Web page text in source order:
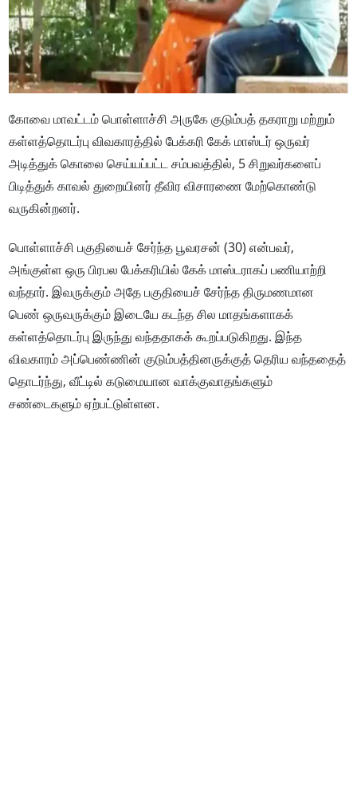
கோவை மாவட்டம் பொள்ளாச்சி அருகே குடும்பத் தகராறு மற்றும்
கள்ளத்தொடர்பு விவகாரத்தில் பேக்கரி கேக் மாஸ்டர் ஒருவர்
அடித்துக் கொலை செய்யப்பட்ட சம்பவத்தில், 5 சிறுவர்களைப்
பிடித்துக் காவல் துறையினர் தீவிர விசாரணை மேற்கொண்டு
வருகின்றனர்.
பொள்ளாச்சி பகுதியைச் சேர்ந்த பூவரசன் (30) என்பவர்,
அங்குள்ள ஒரு பிரபல பேக்கரியில் கேக் மாஸ்டராகப் பணியாற்றி
வந்தார். இவருக்கும் அதே பகுதியைச் சேர்ந்த திருமணமான
பெண் ஒருவருக்கும் இடையே கடந்த சில மாதங்களாகக்
கள்ளத்தொடர்பு இருந்து வந்ததாகக் கூறப்படுகிறது. இந்த
விவகாரம் அப்பெண்ணின் குடும்பத்தினருக்குத் தெரிய வந்ததைத்
தொடர்ந்து, வீட்டில் கடுமையான வாக்குவாதங்களும்
சண்டைகளும் ஏற்பட்டுள்ளன.